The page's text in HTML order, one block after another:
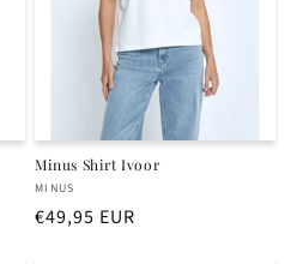
Minus Shirt Ivoor
Verkoper:
MINUS
Normale
€49,95 EUR